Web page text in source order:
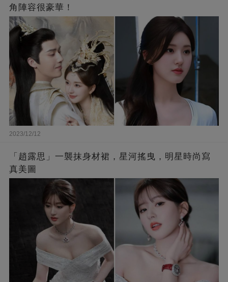
角陣容很豪華！
2023/12/12
「趙露思」一襲抹身材裙，星河搖曳，明星時尚寫
真美圖